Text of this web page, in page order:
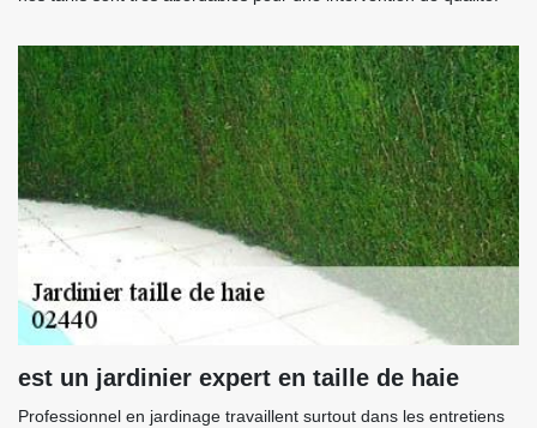
est un jardinier expert en taille de haie
Professionnel en jardinage travaillent surtout dans les entretiens